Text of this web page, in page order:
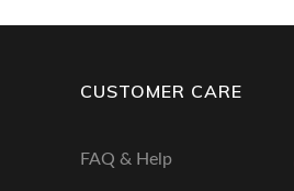
CUSTOMER CARE
FAQ & Help